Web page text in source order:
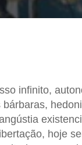
infinito,
bárbaras,
hoje